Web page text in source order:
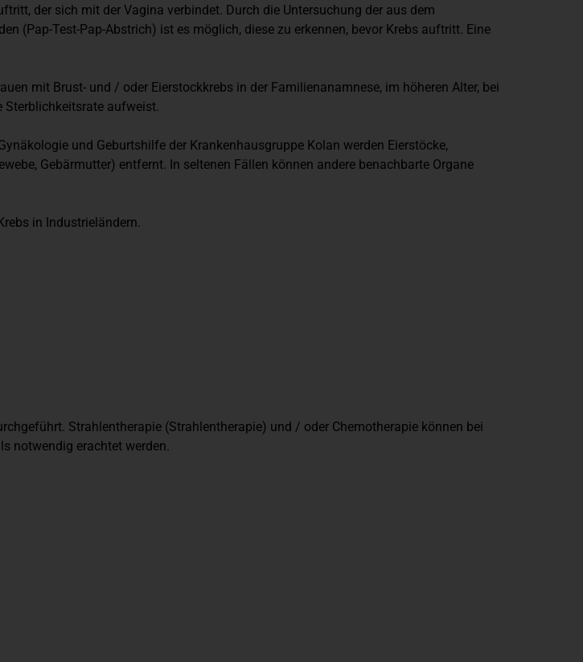
der sich mit der Vagina verbindet. Durch die Untersuchung der aus dem
(Pap-Test-Pap-Abstrich) ist es möglich, diese zu erkennen, bevor Krebs auftritt. Eine
mit Brust- und / oder Eierstockkrebs in der Familienanamnese, im höheren Alter, bei
Sterblichkeitsrate aufweist.
und Geburtshilfe der Krankenhausgruppe Kolan werden Eierstöcke,
Gebärmutter) entfernt. In seltenen Fällen können andere benachbarte Organe
in Industrieländern.
Strahlentherapie (Strahlentherapie) und / oder Chemotherapie können bei
notwendig erachtet werden.